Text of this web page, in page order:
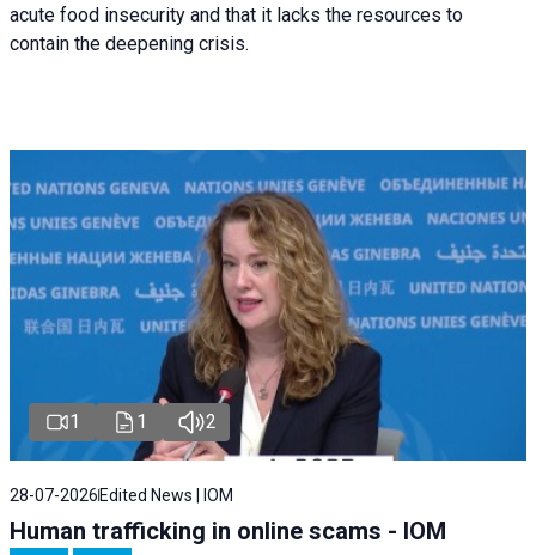
acute food insecurity and that it lacks the resources to
contain the deepening crisis.
1 1 2
28-07-2026Edited News | IOM
Human trafficking in online scams - IOM